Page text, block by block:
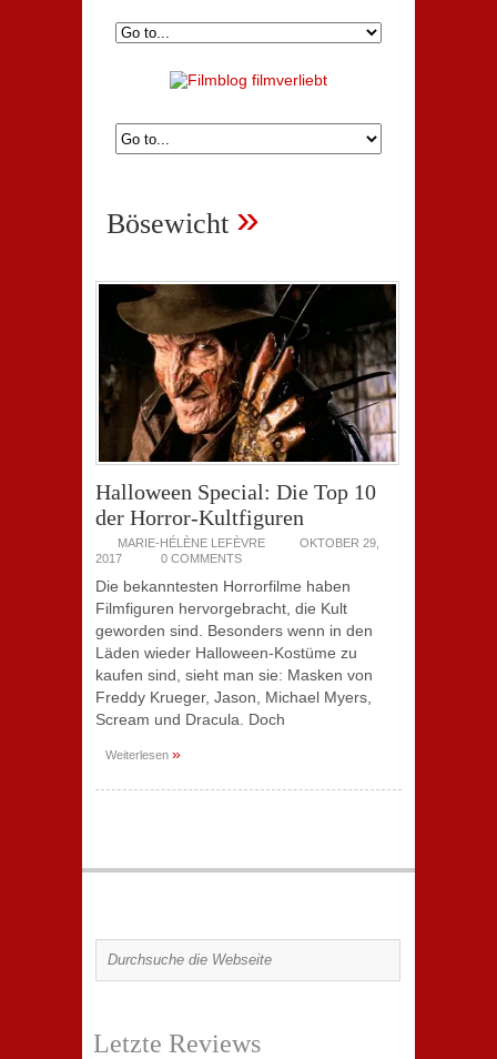
Bösewicht »
Halloween Special: Die Top 10
der Horror-Kultfiguren
MARIE-HÉLÈNE LEFÈVRE
OKTOBER 29,
2017
0 COMMENTS
Die bekanntesten Horrorfilme haben
Filmfiguren hervorgebracht, die Kult
geworden sind. Besonders wenn in den
Läden wieder Halloween-Kostüme zu
kaufen sind, sieht man sie: Masken von
Freddy Krueger, Jason, Michael Myers,
Scream und Dracula. Doch
Weiterlesen »
Letzte Reviews